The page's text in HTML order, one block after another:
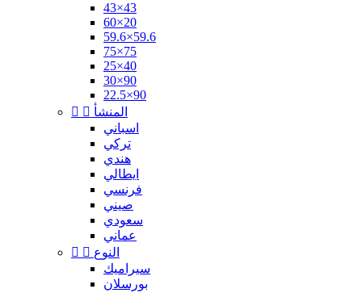
43×43
60×20
59.6×59.6
75×75
25×40
30×90
22.5×90
  المنشأ
اسباني
تركي
هندي
ايطالي
فرنسي
صيني
سعودي
عماني
  النوع
سيراميك
بورسلان